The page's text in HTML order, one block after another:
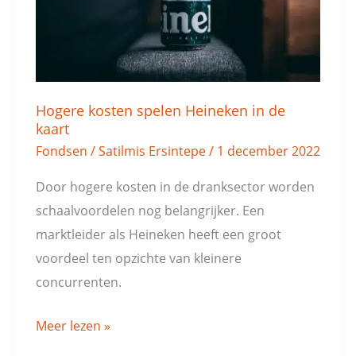
Hogere kosten spelen Heineken in de
kaart
Fondsen /Satilmis Ersintepe/ 1 december 2022
Door hogere kosten in de dranksector worden
schaalvoordelen nog belangrijker. Een
marktleider als Heineken heeft een groot
voordeel ten opzichte van kleinere
concurrenten.
Meer lezen »